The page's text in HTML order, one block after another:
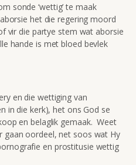
sonde ‘wettig’ te maak
het die regering moord
vir die partye stem wat aborsie
hande is met bloed bevlek
en die wettiging van
in die kerk), het ons God se
en belaglik gemaak. Weet
gaan oordeel, net soos wat Hy
en prostitusie wettig